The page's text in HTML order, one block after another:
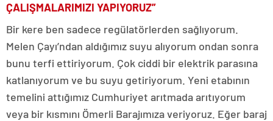
ÇALIŞMALARIMIZI YAPIYORUZ”
Bir kere ben sadece regülatörlerden sağlıyorum.
Melen Çayı’ndan aldığımız suyu alıyorum ondan sonra
bunu terfi ettiriyorum. Çok ciddi bir elektrik parasına
katlanıyorum ve bu suyu getiriyorum. Yeni etabının
temelini attığımız Cumhuriyet arıtmada arıtıyorum
veya bir kısmını Ömerli Barajımıza veriyoruz. Eğer baraj